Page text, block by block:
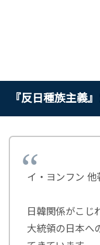
『反日種族主義
イ・ヨンフン 他
日韓関係がこじ
大統領の日本へ